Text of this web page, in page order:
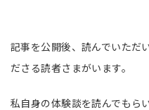
記事を公開後、読んでいただ
ださる読者さまがいます。
私自身の体験談を読んでもら